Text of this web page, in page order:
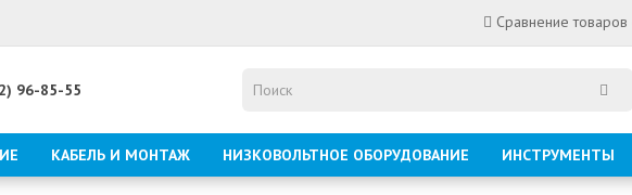
Сравнение товаров
96-85-55
КАБЕЛЬ И МОНТАЖ НИЗКОВОЛЬТНОЕ ОБОРУДОВАНИЕ ИНСТРУМЕНТЫ